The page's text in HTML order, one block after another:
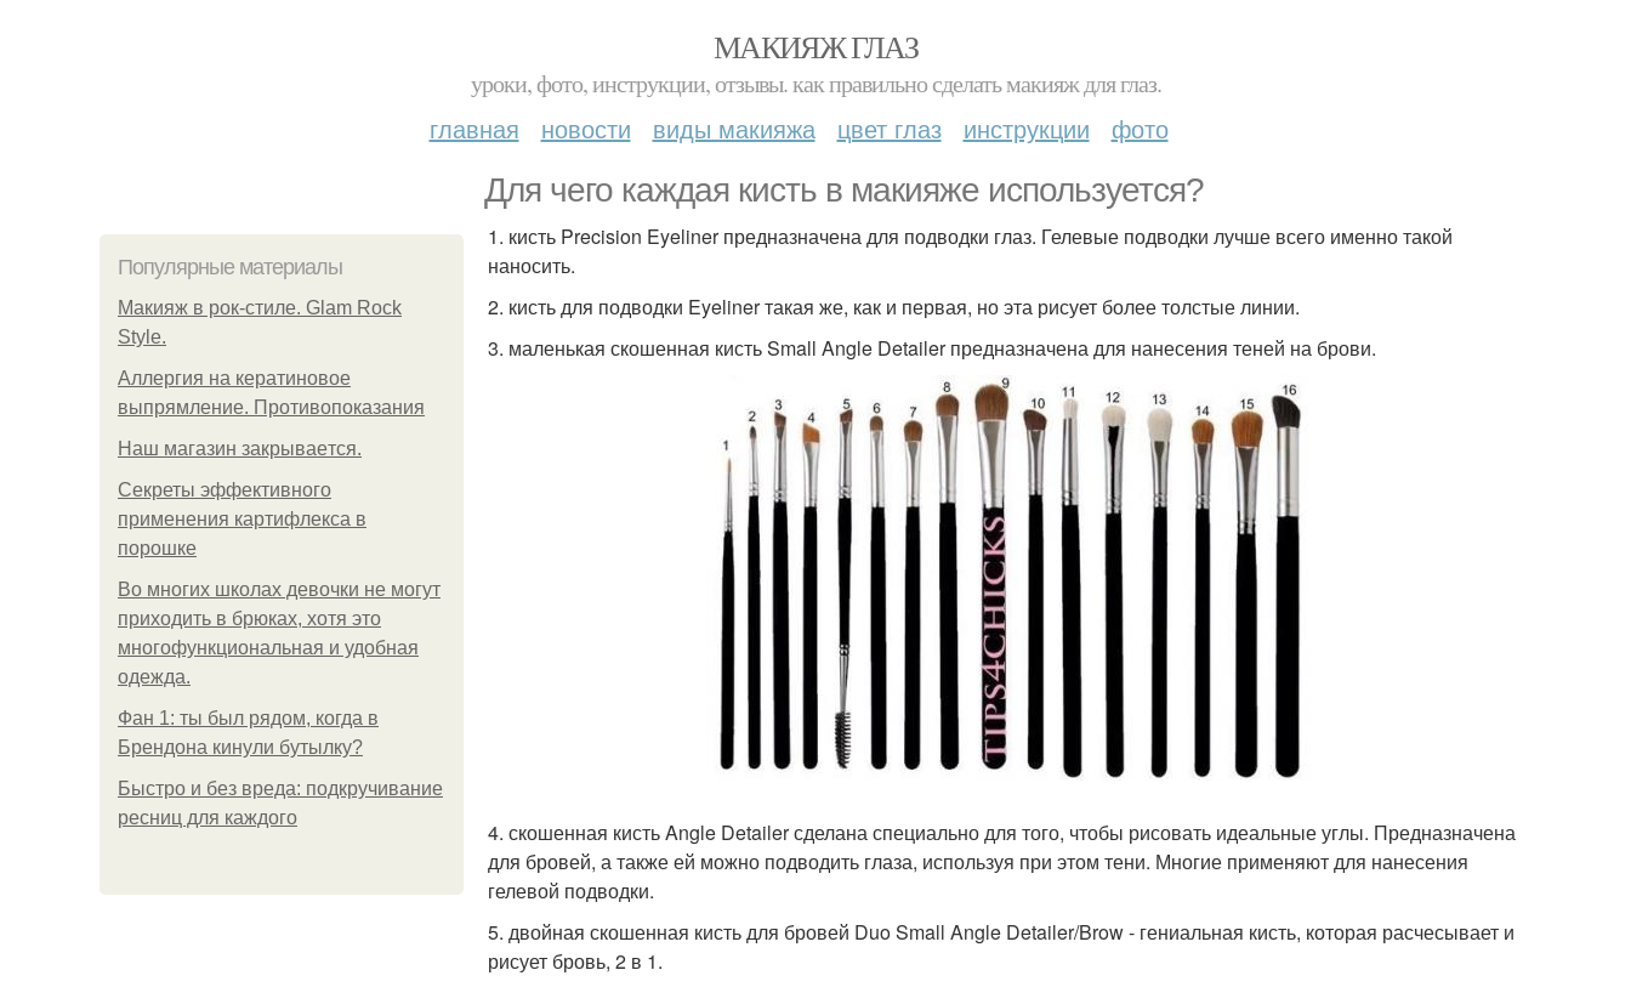
МАКИЯЖ ГЛАЗ
уроки, фото, инструкции, отзывы. как правильно сделать макияж для глаз.
главная новости виды макияжа цвет глаз инструкции фото
Для чего каждая кисть в макияже используется?
Популярные материалы
Макияж в рок-стиле. Glam Rock
Style.
Аллергия на кератиновое
выпрямление. Противопоказания
Нaш магaзин зaкрывaeтся.
Секреты эффективного
применения картифлекса в
порошке
Во многих школах девочки не могут
приходить в брюках, хотя это
многофункциональная и удобная
одежда.
Фан 1: ты был рядом, когда в
Брендона кинули бутылку?
Быстро и без вреда: подкручивание
ресниц для каждого
1. кисть Precision Eyeliner предназначена для подводки глаз. Гелевые подводки лучше всего именно такой
наносить.
2. кисть для подводки Eyeliner такая же, как и первая, но эта рисует более толстые линии.
3. маленькая скошенная кисть Small Angle Detailer предназначена для нанесения теней на брови.
4. скошенная кисть Angle Detailer сделана специально для того, чтобы рисовать идеальные углы. Предназначена
для бровей, а также ей можно подводить глаза, используя при этом тени. Многие применяют для нанесения
гелевой подводки.
5. двойная скошенная кисть для бровей Duo Small Angle Detailer/Brow - гениальная кисть, которая расчесывает и
рисует бровь, 2 в 1.